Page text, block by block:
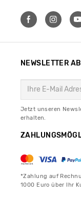
NEWSLETTER
Jetzt unseren
erhalten.
*Zahlung auf
1000 Euro über Ihr